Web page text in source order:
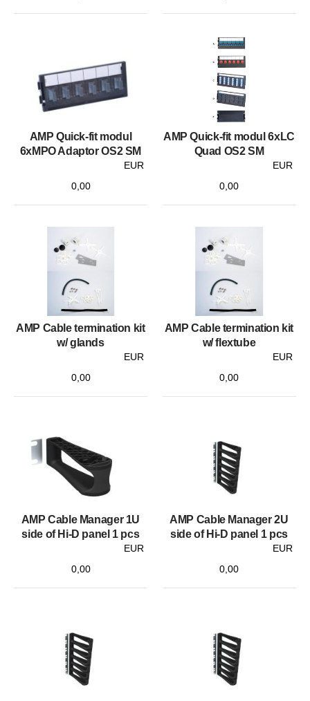
AMP Quick-fit modul
6xMPO Adaptor OS2 SM
EUR
0,00
AMP Quick-fit modul 6xLC
Quad OS2 SM
EUR
0,00
AMP Cable termination kit
w/ glands
EUR
0,00
AMP Cable termination kit
w/ flextube
EUR
0,00
AMP Cable Manager 1U
side of Hi-D panel 1 pcs
EUR
0,00
AMP Cable Manager 2U
side of Hi-D panel 1 pcs
EUR
0,00